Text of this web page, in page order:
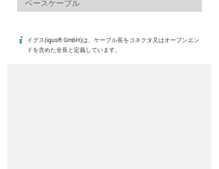
igus-icon-info
イグス(igus® GmbH)は、ケーブル長をコネクタ又はオープンエン
ドを含めた全長と定義しています。